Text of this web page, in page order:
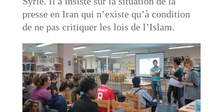
presse en Iran qui n’existe qu’à condition
de ne pas critiquer les lois de l’Islam.